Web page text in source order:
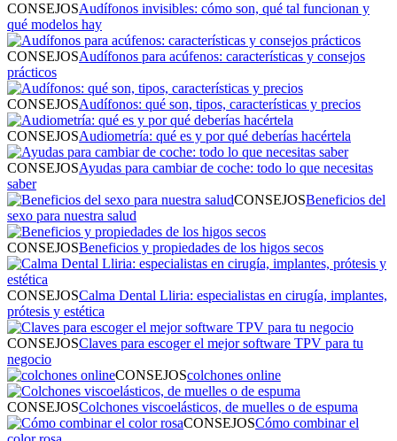
CONSEJOSAudífonos invisibles: cómo son, qué tal funcionan y
qué modelos hay
CONSEJOSAudífonos para acúfenos: características y consejos
prácticos
CONSEJOSAudífonos: qué son, tipos, características y precios
CONSEJOSAudiometría: qué es y por qué deberías hacértela
CONSEJOSAyudas para cambiar de coche: todo lo que necesitas
saber
CONSEJOSBeneficios del
sexo para nuestra salud
CONSEJOSBeneficios y propiedades de los higos secos
CONSEJOSCalma Dental Lliria: especialistas en cirugía, implantes,
prótesis y estética
CONSEJOSClaves para escoger el mejor software TPV para tu
negocio
CONSEJOScolchones online
CONSEJOSColchones viscoelásticos, de muelles o de espuma
CONSEJOSCómo combinar el